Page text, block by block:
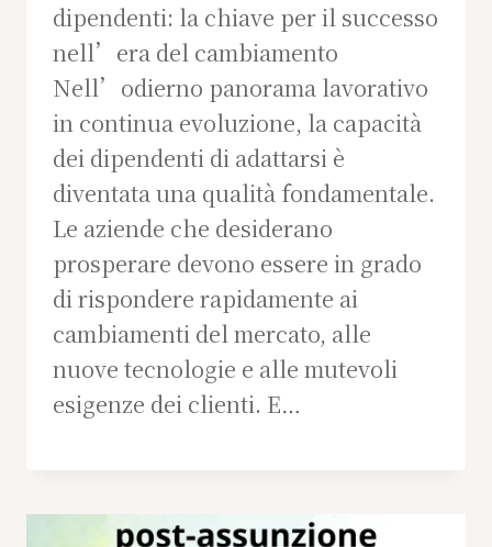
dipendenti: la chiave per il successo
nell’era del cambiamento
Nell’odierno panorama lavorativo
in continua evoluzione, la capacità
dei dipendenti di adattarsi è
diventata una qualità fondamentale.
Le aziende che desiderano
prosperare devono essere in grado
di rispondere rapidamente ai
cambiamenti del mercato, alle
nuove tecnologie e alle mutevoli
esigenze dei clienti. E…